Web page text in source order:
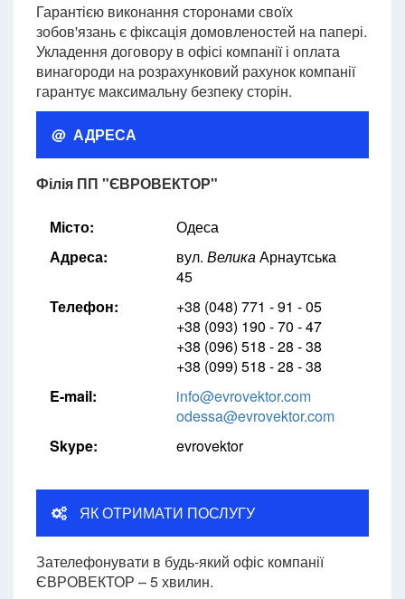
Гарантією виконання сторонами своїх
зобов'язань є фіксація домовленостей на папері.
Укладення договору в офісі компанії і оплата
винагороди на розрахунковий рахунок компанії
гарантує максимальну безпеку сторін.
@ АДРЕСА
Філія ПП "ЄВРОВЕКТОР"
Місто:
Одеса
Адреса:
вул. ВеликаАрнаутська
45
Телефон:
+38 (048) 771 - 91 - 05
+38 (093) 190 - 70 - 47
+38 (096) 518 - 28 - 38
+38 (099) 518 - 28 - 38
E-mail:
info@evrovektor.com
odessa@evrovektor.com
Skype:
evrovektor
ЯК ОТРИМАТИ ПОСЛУГУ
Зателефонувати в будь-який офіс компанії
ЄВРОВЕКТОР – 5 хвилин.